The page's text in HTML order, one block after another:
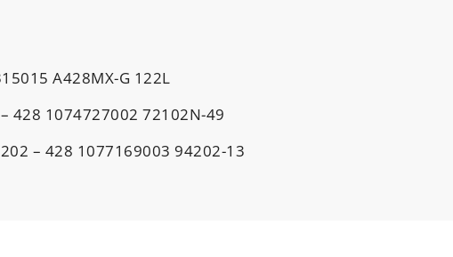
A428MX-G 122L
428 1074727002 72102N-49
– 428 1077169003 94202-13